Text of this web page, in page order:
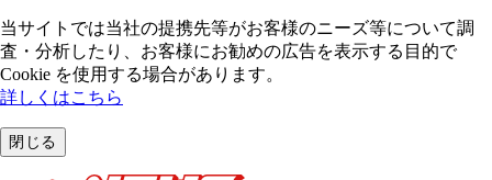
当サイトでは当社の提携先等がお客様のニーズ等について調
査・分析したり、お客様にお勧めの広告を表⽰する⽬的で
Cookie を使⽤する場合があります。
詳しくはこちら
閉じる